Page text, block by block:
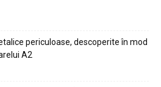
periculoase, descoperite în mod
A2